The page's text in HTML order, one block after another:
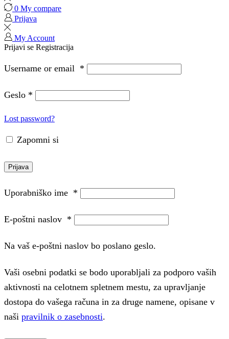
0 My compare
Prijava
My Account
Prijavi se Registracija
Username or email *
Geslo *
Lost password?
Zapomni si
Prijava
Uporabniško ime *
E-poštni naslov *
Na vaš e-poštni naslov bo poslano geslo.
Vaši osebni podatki se bodo uporabljali za podporo vaših
aktivnosti na celotnem spletnem mestu, za upravljanje
dostopa do vašega računa in za druge namene, opisane v
naši pravilnik o zasebnosti.